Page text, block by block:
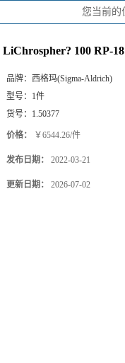
您当前的
LiChrospher? 100 RP-
品牌： 西格玛(Sigma-Aldrich)
型号： 1件
货号： 1.50377
价格： ￥6544.26/件
发布日期： 2022-03-21
更新日期： 2026-07-02